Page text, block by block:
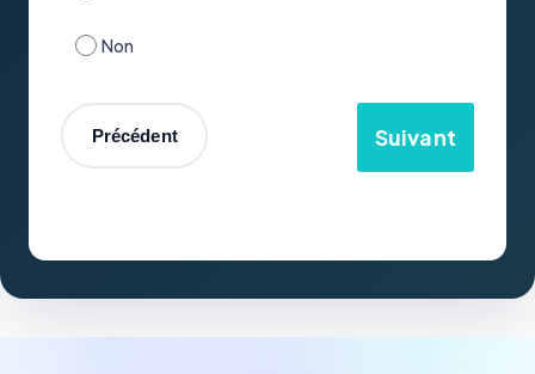
Non
Précédent Suivant